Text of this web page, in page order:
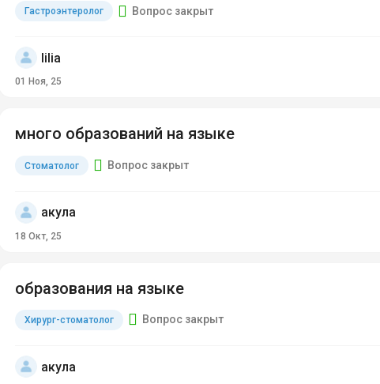
Гастроэнтеролог Вопрос закрыт
lilia
01 Ноя, 25
много образований на языке
Стоматолог Вопрос закрыт
акула
18 Окт, 25
образования на языке
Хирург-стоматолог Вопрос закрыт
акула